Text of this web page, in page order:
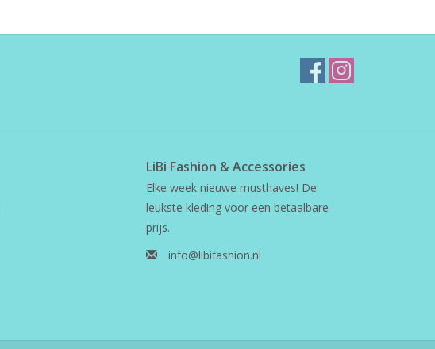
LiBi Fashion & Accessories
Elke week nieuwe musthaves! De
leukste kleding voor een betaalbare
prijs.
info@libifashion.nl